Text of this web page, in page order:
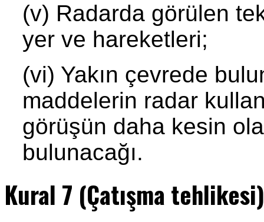
(v) Radarda görülen
yer ve hareketleri;
(vi) Yakın çevrede
maddelerin radar
görüşün daha kesin
bulunacağı.
Kural 7 (Çatışma tehlikesi)